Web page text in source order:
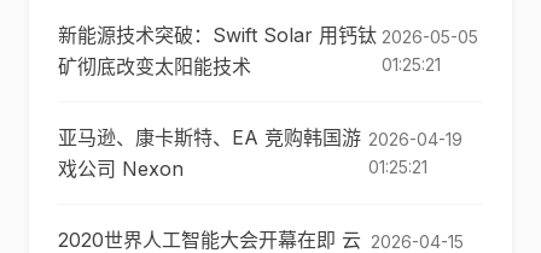
新能源技术突破：Swift Solar 用钙钛
矿彻底改变太阳能技术
2026-05-05
01:25:21
亚马逊、康卡斯特、EA 竞购韩国游
戏公司 Nexon
2026-04-19
01:25:21
2020世界人工智能大会开幕在即 云 2026-04-15